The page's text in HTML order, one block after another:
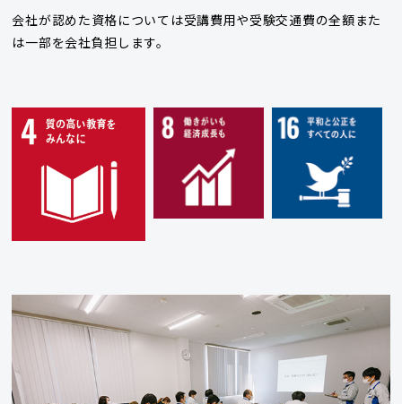
会社が認めた資格については受講費用や受験交通費の全額また
は一部を会社負担します。